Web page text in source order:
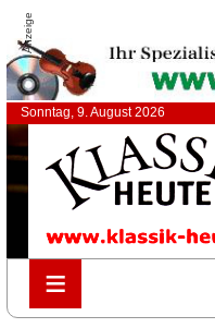
Anzeige
Sonntag, 9. August 2026
≡
≡